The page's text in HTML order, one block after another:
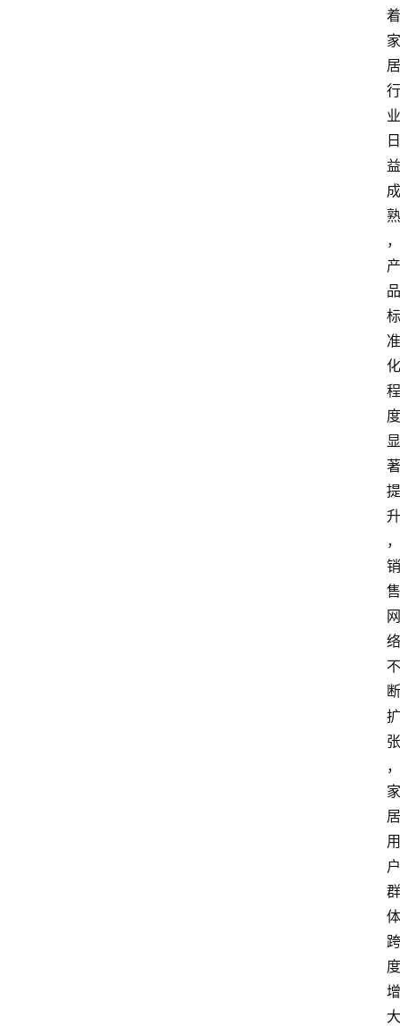
着
家
居
行
业
日
益
成
熟
，
产
品
标
准
化
程
度
显
著
提
升
，
销
售
网
络
不
断
扩
张
，
家
居
用
户
群
体
跨
度
增
大